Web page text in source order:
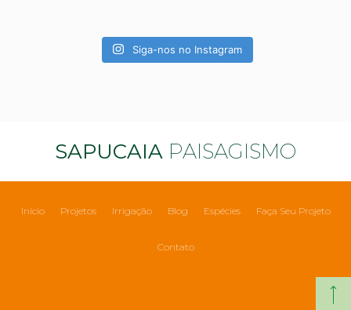
Siga-nos no Instagram
SAPUCAIA PAISAGISMO
Início Projetos Irrigação Blog Espécies Faça Seu Projeto
Contato